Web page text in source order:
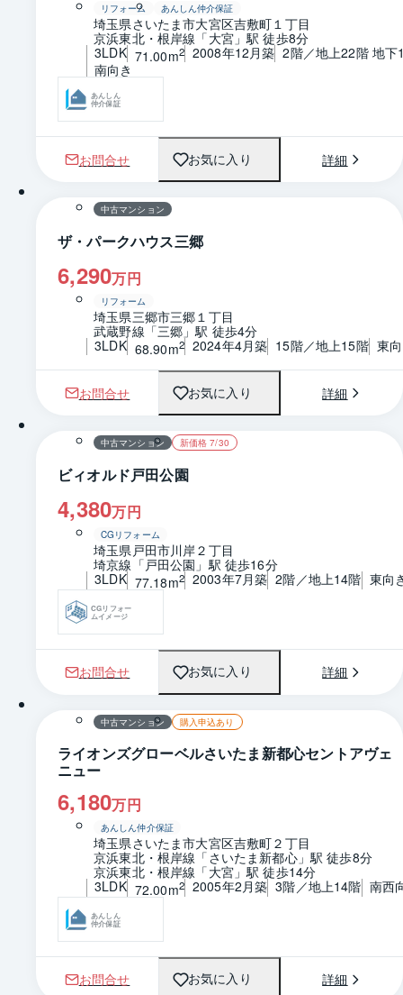
リフォーム あんしん仲介保証
埼玉県さいたま市大宮区吉敷町１丁目
京浜東北・根岸線「大宮」駅 徒歩8分
3LDK 71.00m2 2008年12月築 2階／地上22階 地下
南向き
あんしん
仲介保証
お問合せ お気に入り 詳細
1 / 0 間取り
中古マンション
ザ・パークハウス三郷
6,290万円
リフォーム
埼玉県三郷市三郷１丁目
武蔵野線「三郷」駅 徒歩4分
3LDK 68.90m2 2024年4月築 15階／地上15階 東
お問合せ お気に入り 詳細
1 / 0 間取り
中古マンション 新価格 7/30
ビィオルド戸田公園
4,380万円
CGリフォーム
埼玉県戸田市川岸２丁目
埼京線「戸田公園」駅 徒歩16分
3LDK 77.18m2 2003年7月築 2階／地上14階 東向
CGリフォー
ムイメージ
お問合せ お気に入り 詳細
1 / 0 間取り
中古マンション 購入申込あり
ライオンズグローベルさいたま新都心セントアヴェ
ニュー
6,180万円
あんしん仲介保証
埼玉県さいたま市大宮区吉敷町２丁目
京浜東北・根岸線「さいたま新都心」駅 徒歩8分
京浜東北・根岸線「大宮」駅 徒歩14分
3LDK 72.00m2 2005年2月築 3階／地上14階 南西
あんしん
仲介保証
お問合せ お気に入り 詳細
1 / 0 間取り